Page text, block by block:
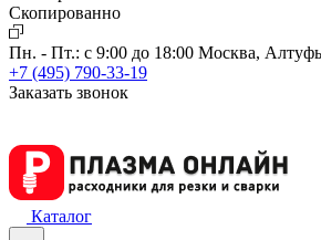
Cкопированно
Пн. - Пт.: с 9:00 до 18:00 Москва,
+7 (495) 790-33-19
Заказать звонок
Каталог